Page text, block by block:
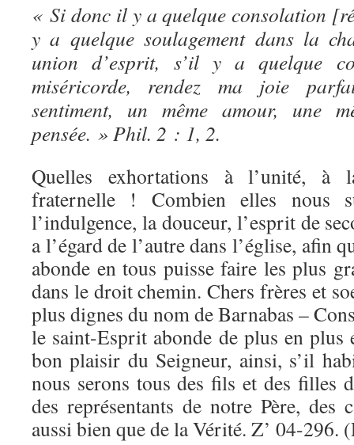
« Si donc il y a quelque consolation
y a quelque soulagement dans la
union d’esprit, s’il y a quelque
miséricorde, rendez ma joie
sentiment, un même amour, une
pensée. » Phil. 2 : 1, 2.
Quelles exhortations à l’unité, à
fraternelle ! Combien elles nous
l’indulgence, la douceur, l’esprit de
a l’égard de l’autre dans l’église, afin
abonde en tous puisse faire les plus
dans le droit chemin. Chers frères et
plus dignes du nom de Barnabas –
le saint-Esprit abonde de plus en plus
bon plaisir du Seigneur, ainsi, s’il
nous serons tous des fils et des filles
des représentants de notre Père, des
aussi bien que de la Vérité. Z’ 04-296.